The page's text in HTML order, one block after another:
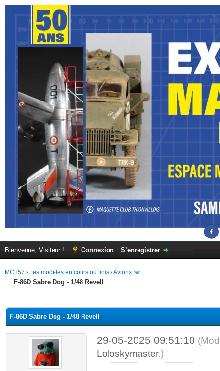
Bienvenue, Visiteur ! Connexion S’enregistrer
MCT57 › Les modèles en cours ou finis ›Avions
F-86D Sabre Dog - 1/48 Revell
F-86D Sabre Dog - 1/48 Revell
29-05-2025 09:51:10
Loloskymaster.)